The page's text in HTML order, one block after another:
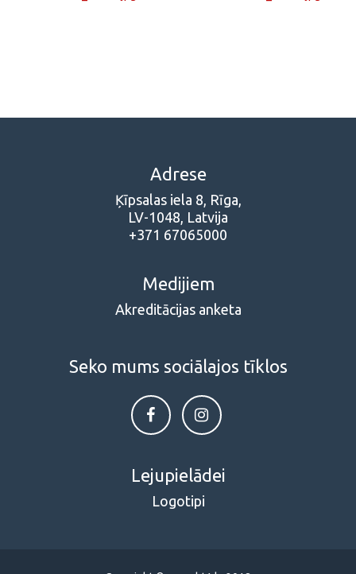
Adrese
Ķīpsalas iela 8, Rīga,
LV-1048, Latvija
+371 67065000
Medijiem
Akreditācijas anketa
Seko mums sociālajos tīklos
Lejupielādei
Logotipi